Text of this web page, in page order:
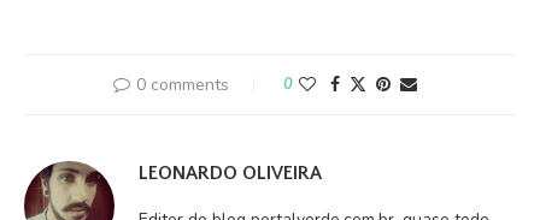
0 comments 0
LEONARDO OLIVEIRA